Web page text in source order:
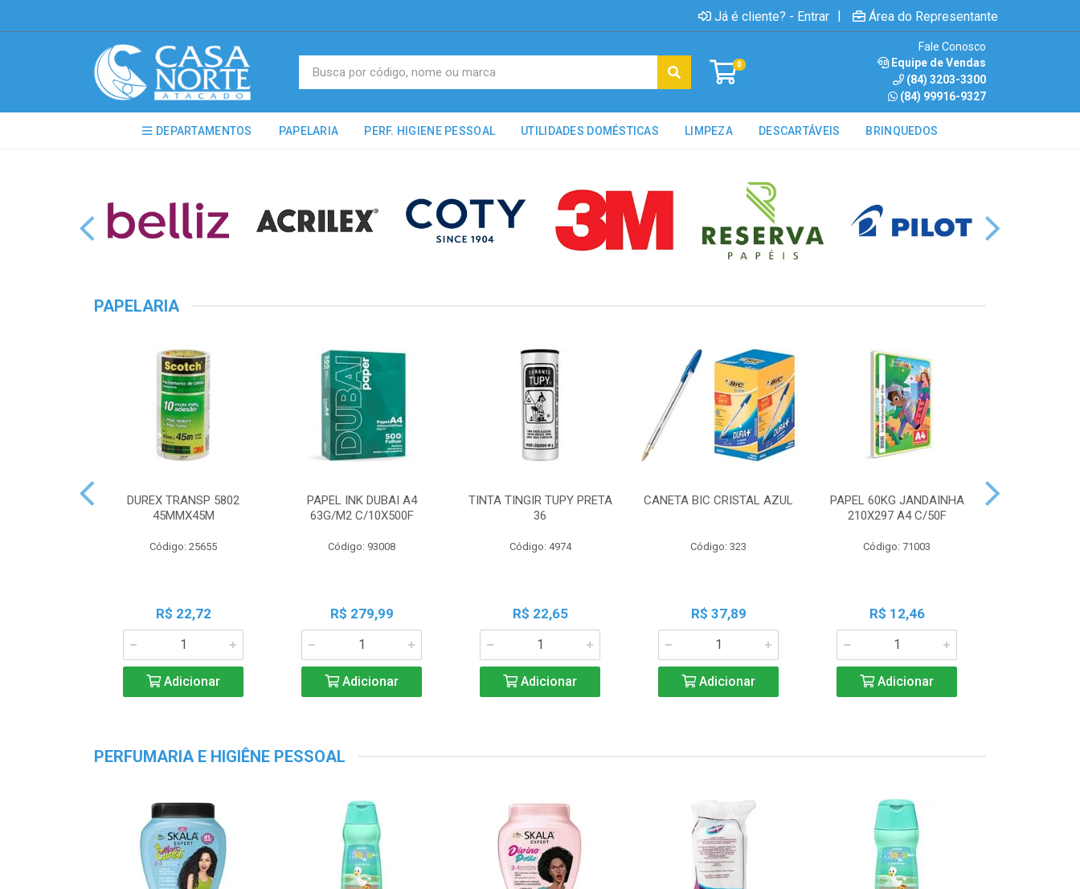
Já é cliente? - Entrar | Área do Representante
0
Fale Conosco
Equipe de Vendas
(84) 3203-3300
(84) 99916-9327
DEPARTAMENTOS PAPELARIA PERF. HIGIENE PESSOAL UTILIDADES DOMÉSTICAS LIMPEZA DESCARTÁVEIS BRINQUEDOS
PAPELARIA
DUREX TRANSP 5802
45MMX45M
Código: 25655
R$ 22,72
Adicionar
PAPEL INK DUBAI A4
63G/M2 C/10X500F
Código: 93008
R$ 279,99
Adicionar
TINTA TINGIR TUPY PRETA
36
Código: 4974
R$ 22,65
Adicionar
CANETA BIC CRISTAL AZUL
Código: 323
R$ 37,89
Adicionar
PAPEL 60KG JANDAINHA
210X297 A4 C/50F
Código: 71003
R$ 12,46
Adicionar
PERFUMARIA E HIGIÊNE PESSOAL